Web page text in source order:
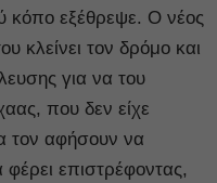
κόπο εξέθρεψε. Ο νέος
κλείνει τον δρόμο και
για να του
που δεν είχε
τον αφήσουν να
επιστρέφοντας,